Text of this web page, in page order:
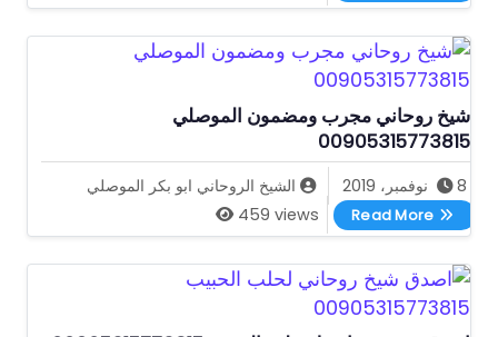
شيخ روحاني مجرب ومضمون الموصلي
00905315773815
8 نوفمبر، 2019
الشيخ الروحاني ابو بكر الموصلي
459 views
Read More
شيخ روحاني مجرب ومضمون الموصلي 00905315773815